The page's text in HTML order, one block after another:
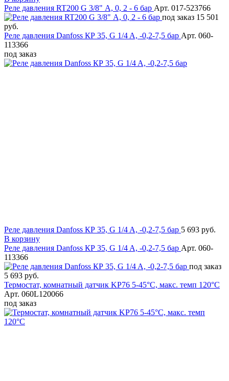
Реле давления RT200 G 3/8" А, 0, 2 - 6 бар Арт. 017-523766
под заказ 15 501
руб.
Реле давления Danfoss КР 35, G 1/4 A, -0,2-7,5 бар Арт. 060-
113366
под заказ
Реле давления Danfoss КР 35, G 1/4 A, -0,2-7,5 бар 5 693 руб.
В корзину
Реле давления Danfoss КР 35, G 1/4 A, -0,2-7,5 бар Арт. 060-
113366
под заказ
5 693 руб.
Термостат, комнатный датчик KP76 5-45°C, макс. темп 120°C
Арт. 060L120066
под заказ